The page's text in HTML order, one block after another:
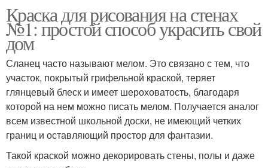
Краска для рисования на стенах
№1: простой способ украсить свой
дом
Сланец часто называют мелом. Это связано с тем, что
участок, покрытый грифельной краской, теряет
глянцевый блеск и имеет шероховатость, благодаря
которой на нем можно писать мелом. Получается аналог
всем известной школьной доски, не имеющий четких
границ и оставляющий простор для фантазии.
Такой краской можно декорировать стены, полы и даже